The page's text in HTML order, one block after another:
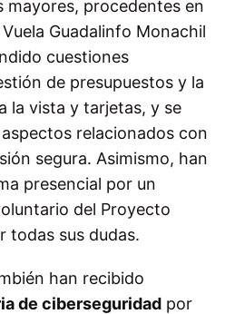
mayores, procedentes en
Guadalinfo Monachil
cuestiones
de presupuestos y la
la vista y tarjetas, y se
relacionados con
segura. Asimismo, han
presencial por un
del Proyecto
todas sus dudas.
han recibido
de ciberseguridad por